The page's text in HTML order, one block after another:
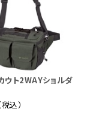
ウト2WAYショルダ
込）